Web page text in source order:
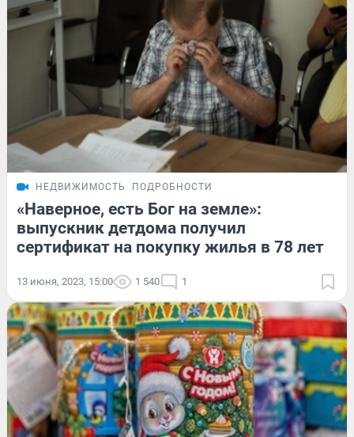
НЕДВИЖИМОСТЬ ПОДРОБНОСТИ
«Наверное, есть Бог на земле»:
выпускник детдома получил
сертификат на покупку жилья в 78 лет
13 июня, 2023, 15:00 1 540 1